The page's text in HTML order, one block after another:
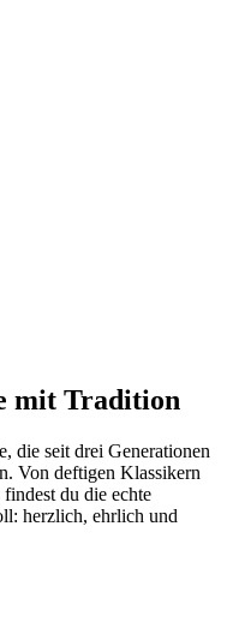
mit Tradition
die seit drei Generationen
Von deftigen Klassikern
du die echte
herzlich, ehrlich und